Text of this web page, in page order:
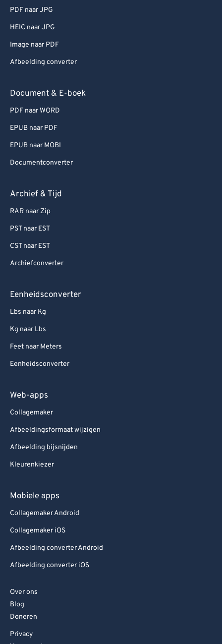
PDF naar JPG
HEIC naar JPG
Image naar PDF
Afbeelding converter
Document & E-boek
PDF naar WORD
EPUB naar PDF
EPUB naar MOBI
Documentconverter
Archief & Tijd
RAR naar Zip
PST naar EST
CST naar EST
Archiefconverter
Eenheidsconverter
Lbs naar Kg
Kg naar Lbs
Feet naar Meters
Eenheidsconverter
Web-apps
Collagemaker
Afbeeldingsformaat wijzigen
Afbeelding bijsnijden
Kleurenkiezer
Mobiele apps
Collagemaker Android
Collagemaker iOS
Afbeelding converter Android
Afbeelding converter iOS
Over ons
Blog
Doneren
Privacy